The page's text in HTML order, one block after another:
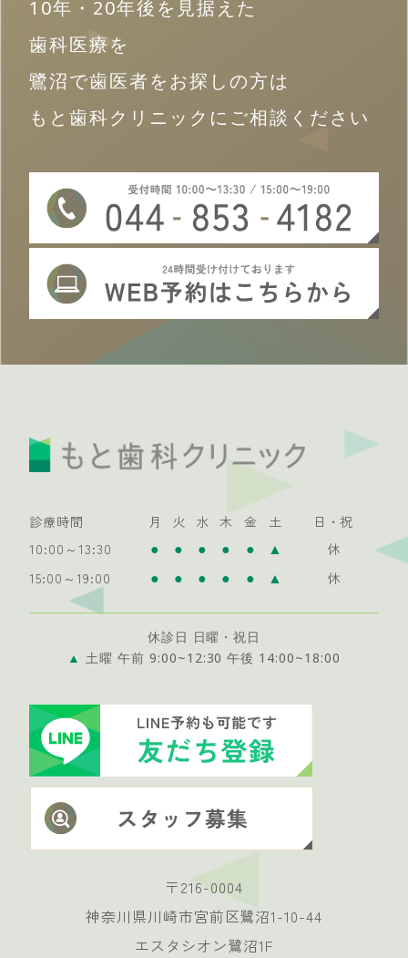
10年・20年後を見据えた
歯科医療を
鷺沼で歯医者をお探しの方は
もと歯科クリニックにご相談ください
診療時間 月 火 水 木 金 土
日・祝
10:00～13:30
● ● ● ● ● ▲
休
15:00～19:00
● ● ● ● ● ▲ 休
休診日 日曜・祝日
▲ 土曜 午前 9:00~12:30 午後 14:00~18:00
〒216-0004
神奈川県川崎市宮前区鷺沼1-10-44
エスタシオン鷺沼1F